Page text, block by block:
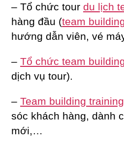
– Tổ chức tour du lịch
hàng đầu (team
hướng dẫn viên, vé
– Tổ chức team
dịch vụ tour).
– Team building training
sóc khách hàng, dành
mới,…